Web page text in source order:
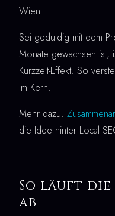
Wien.
Sei geduldig mit dem
Monate gewachsen ist,
Kurzzeit-Effekt. So
im Kern.
Mehr dazu:
die Idee hinter Local
So läuft die
ab